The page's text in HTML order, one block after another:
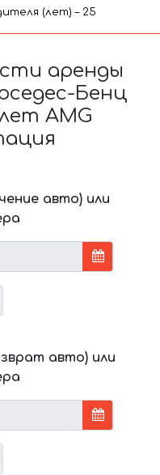
(лет) – 25
аренды
Бенц
AMG
авто) или
авто) или